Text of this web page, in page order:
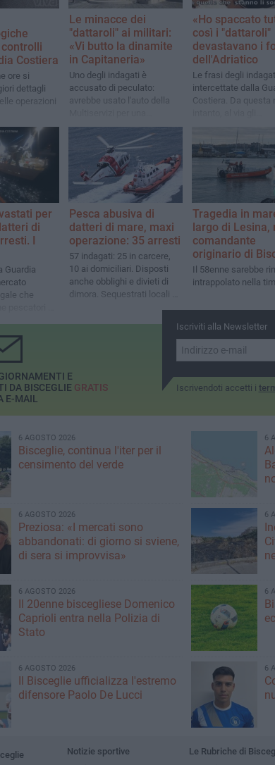
Costiera
ore si
dettagli
operazioni
Le minacce dei
"dattaroli" ai militari:
«Vi butto la dinamite
in Capitaneria»
Uno degli indagati è
accusato di peculato:
avrebbe usato l'auto della
consegna. Ieri i primi
interrogatori
«Ho spaccato
così i "dattaroli"
devastavano i
dell'Adriatico
Le frasi degli
intercettate dalla
Costiera. Da questa
interrogatori di
per
di
I
Guardia
che
Pesca abusiva di
datteri di mare, maxi
operazione: 35 arresti
57 indagati: 25 in carcere,
10 ai domiciliari. Disposti
anche obblighi e divieti di
dimora. Sequestrati locali e
Tragedia in
largo di Lesina,
comandante
originario di
Il 58enne sarebbe
intrappolato nella
Iscriviti alla Newsletter
Iscrivendoti accetti i
E
DA BISCEGLIE GRATIS
E-MAIL
6 AGOSTO 2026
Bisceglie, continua l'iter per il
censimento del verde
6
6 AGOSTO 2026
Preziosa: «I mercati sono
abbandonati: di giorno si sviene,
di sera si improvvisa»
6
6 AGOSTO 2026
Il 20enne biscegliese Domenico
Caprioli entra nella Polizia di
Stato
6
6 AGOSTO 2026
Il Bisceglie ufficializza l'estremo
difensore Paolo De Lucci
6
Notizie sportive
Le Rubriche di